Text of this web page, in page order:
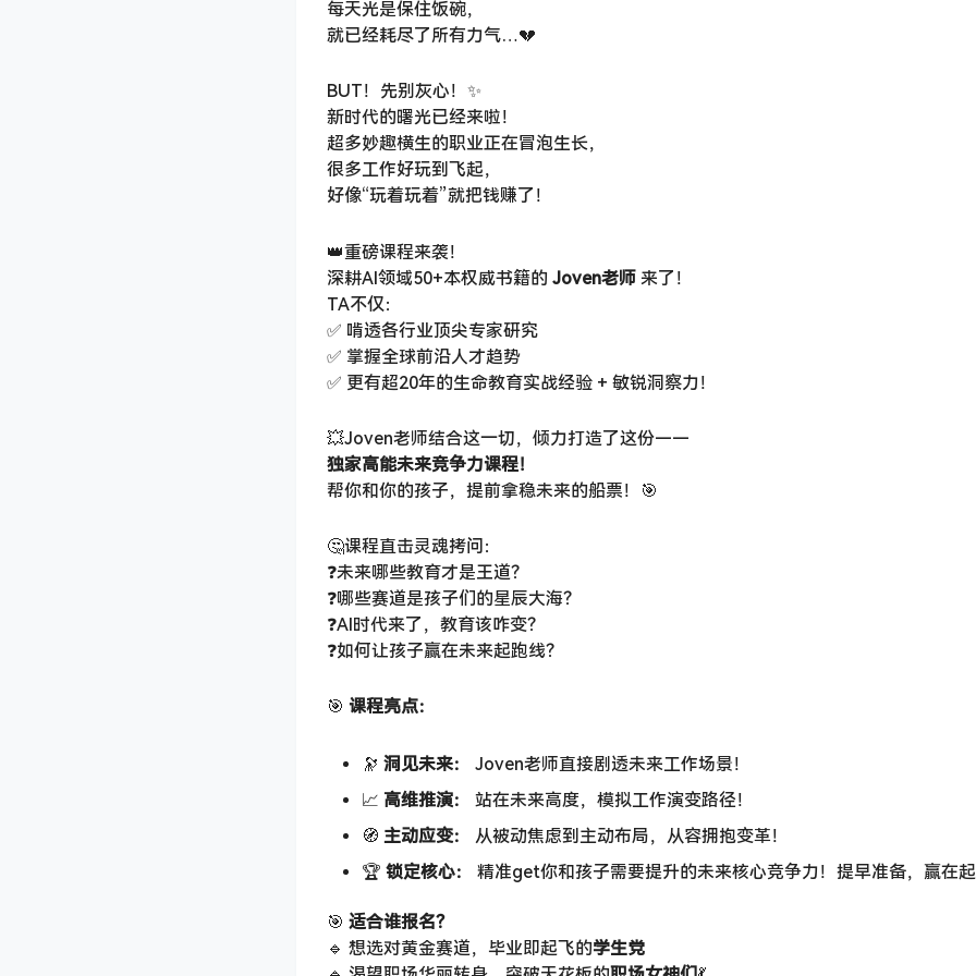
每天光是保住饭碗，
就已经耗尽了所有力气…💔
BUT！先别灰心！✨
新时代的曙光已经来啦！
超多妙趣横生的职业正在冒泡生长，
很多工作好玩到飞起，
好像“玩着玩着”就把钱赚了！
👑重磅课程来袭！
深耕AI领域50+本权威书籍的 ​ Joven老师 ​ 来了！
TA不仅：
✅ 啃透各行业顶尖专家研究
✅ 掌握全球前沿人才趋势
✅ 更有超20年的生命教育实战经验 + 敏锐洞察力！
💥Joven老师结合这一切，倾力打造了这份——
独家高能未来竞争力课程！​
帮你和你的孩子，提前拿稳未来的船票！🎯
🤔课程直击灵魂拷问：
❓未来哪些教育才是王道？
❓哪些赛道是孩子们的星辰大海？
❓AI时代来了，教育该咋变？
❓如何让孩子赢在未来起跑线？
🎯 ​ 课程亮点：​
🔭 ​ 洞见未来：​
​ Joven老师直接剧透未来工作场景！
📈 ​ 高维推演：​
​ 站在未来高度，模拟工作演变路径！
🧭 ​ 主动应变：​
​ 从被动焦虑到主动布局，从容拥抱变革！
🏆 ​ 锁定核心：​ 精准get你和孩子需要提升的未来核心竞争力！提早准备，赢在
🎯 ​ 适合谁报名？​
🔹 想选对黄金赛道，毕业即起飞的学生党